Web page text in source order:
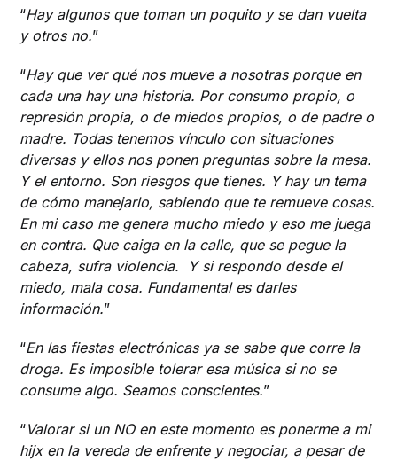
“Hay algunos que toman un poquito y se dan vuelta
y otros no.”
“Hay que ver qué nos mueve a nosotras porque en
cada una hay una historia. Por consumo propio, o
represión propia, o de miedos propios, o de padre o
madre. Todas tenemos vínculo con situaciones
diversas y ellos nos ponen preguntas sobre la mesa.
Y el entorno. Son riesgos que tienes. Y hay un tema
de cómo manejarlo, sabiendo que te remueve cosas.
En mi caso me genera mucho miedo y eso me juega
en contra. Que caiga en la calle, que se pegue la
cabeza, sufra violencia. Y si respondo desde el
miedo, mala cosa. Fundamental es darles
información.”
“En las fiestas electrónicas ya se sabe que corre la
droga. Es imposible tolerar esa música si no se
consume algo. Seamos conscientes.”
“Valorar si un NO en este momento es ponerme a mi
hijx en la vereda de enfrente y negociar, a pesar de